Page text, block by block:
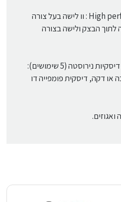
High performance kneading hook : וו לישה בעל צורה
הבצק ולישה בצורה
מעבד מזון פתוח (דיטו) עם 3 דיסקיות נירוסטה (5 שימושים):
או דקה, דיסקית פומפייה דו
ואגוזים.